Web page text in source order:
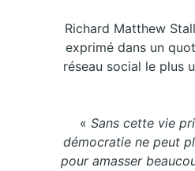
Richard Matthew
exprimé dans un
réseau social le plus
« Sans cette vie
démocratie ne peut
pour amasser